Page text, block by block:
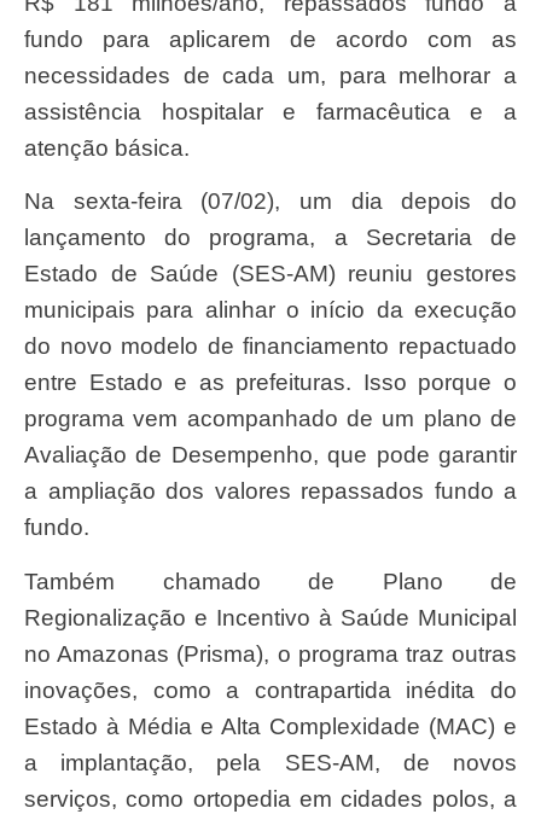
fundo para aplicarem de acordo com as
necessidades de cada um, para melhorar a
assistência hospitalar e farmacêutica e a
atenção básica.
Na sexta-feira (07/02), um dia depois do
lançamento do programa, a Secretaria de
Estado de Saúde (SES-AM) reuniu gestores
municipais para alinhar o início da execução
do novo modelo de financiamento repactuado
entre Estado e as prefeituras. Isso porque o
programa vem acompanhado de um plano de
Avaliação de Desempenho, que pode garantir
a ampliação dos valores repassados fundo a
fundo.
Também chamado de Plano de
Regionalização e Incentivo à Saúde Municipal
no Amazonas (Prisma), o programa traz outras
inovações, como a contrapartida inédita do
Estado à Média e Alta Complexidade (MAC) e
a implantação, pela SES-AM, de novos
serviços, como ortopedia em cidades polos, a